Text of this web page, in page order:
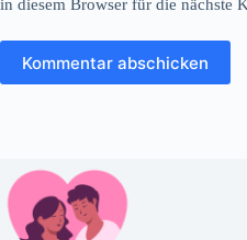
in diesem Browser für die nächste
Kommentar abschicken